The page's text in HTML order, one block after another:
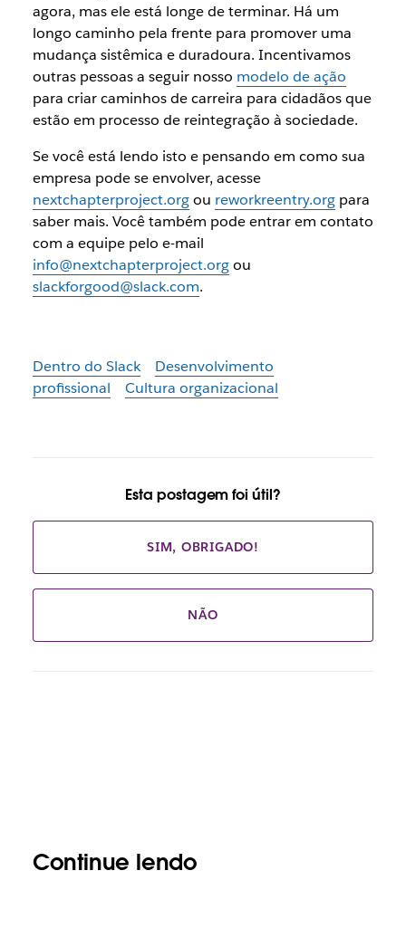
agora, mas ele está longe de terminar. Há um
longo caminho pela frente para promover uma
mudança sistêmica e duradoura. Incentivamos
outras pessoas a seguir nosso modelo de ação
para criar caminhos de carreira para cidadãos que
estão em processo de reintegração à sociedade.
Se você está lendo isto e pensando em como sua
empresa pode se envolver, acesse
nextchapterproject.orgou reworkreentry.orgpara
saber mais. Você também pode entrar em contato
com a equipe pelo e-mail
info@nextchapterproject.orgou
slackforgood@slack.com.
Dentro do Slack
Desenvolvimento
profissional
Cultura organizacional
Esta postagem foi útil?
SIM, OBRIGADO!
NÃO
Continue lendo